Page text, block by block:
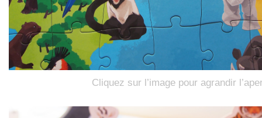
Cliquez sur l’image pour agrandir